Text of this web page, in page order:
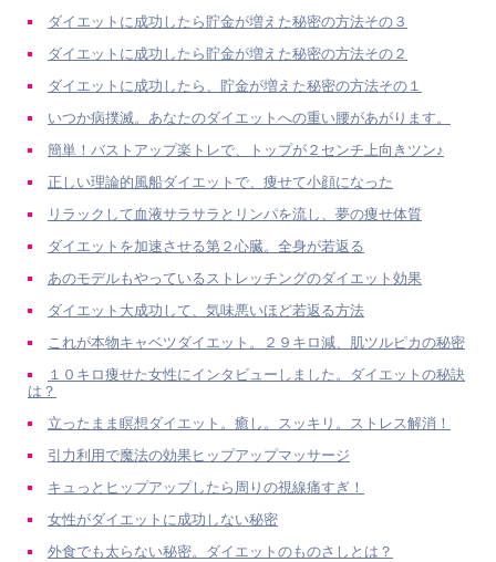
ダイエットに成功したら貯金が増えた秘密の方法その３
ダイエットに成功したら貯金が増えた秘密の方法その２
ダイエットに成功したら、貯金が増えた秘密の方法その１
いつか病撲滅。あなたのダイエットへの重い腰があがります。
簡単！バストアップ楽トレで、トップが２センチ上向きツン♪
正しい理論的風船ダイエットで、痩せて小顔になった
リラックして血液サラサラとリンパを流し、夢の痩せ体質
ダイエットを加速させる第２心臓。全身が若返る
あのモデルもやっているストレッチングのダイエット効果
ダイエット大成功して、気味悪いほど若返る方法
これが本物キャベツダイエット。２９キロ減、肌ツルピカの秘密
１０キロ痩せた女性にインタビューしました。ダイエットの秘訣
は？
立ったまま瞑想ダイエット。癒し。スッキリ。ストレス解消！
引力利用で魔法の効果ヒップアップマッサージ
キュっとヒップアップしたら周りの視線痛すぎ！
女性がダイエットに成功しない秘密
外食でも太らない秘密。ダイエットのものさしとは？